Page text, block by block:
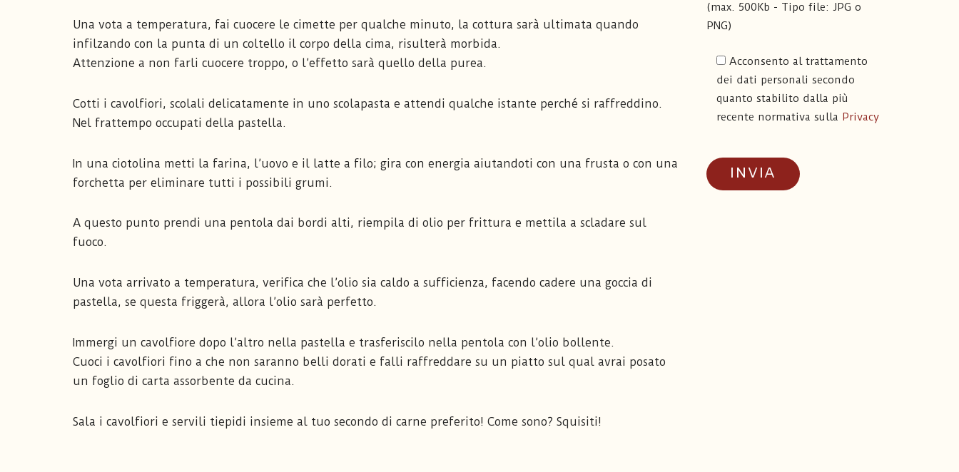
Una vota a temperatura, fai cuocere le cimette per qualche minuto, la cottura sarà ultimata quando
infilzando con la punta di un coltello il corpo della cima, risulterà morbida.
Attenzione a non farli cuocere troppo, o l’effetto sarà quello della purea.
Cotti i cavolfiori, scolali delicatamente in uno scolapasta e attendi qualche istante perché si raffreddino.
Nel frattempo occupati della pastella.
In una ciotolina metti la farina, l’uovo e il latte a filo; gira con energia aiutandoti con una frusta o con una
forchetta per eliminare tutti i possibili grumi.
A questo punto prendi una pentola dai bordi alti, riempila di olio per frittura e mettila a scladare sul
fuoco.
Una vota arrivato a temperatura, verifica che l’olio sia caldo a sufficienza, facendo cadere una goccia di
pastella, se questa friggerà, allora l’olio sarà perfetto.
Immergi un cavolfiore dopo l’altro nella pastella e trasferiscilo nella pentola con l’olio bollente.
Cuoci i cavolfiori fino a che non saranno belli dorati e falli raffreddare su un piatto sul qual avrai posato
un foglio di carta assorbente da cucina.
Sala i cavolfiori e servili tiepidi insieme al tuo secondo di carne preferito! Come sono? Squisiti!
(max. 500Kb - Tipo file: JPG o
PNG)
Acconsento al trattamento
dei dati personali secondo
quanto stabilito dalla più
recente normativa sulla Privacy